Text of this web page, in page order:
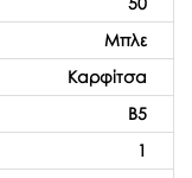
Μπλε
Καρφίτσα
Β5
1